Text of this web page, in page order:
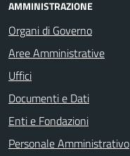
AMMINISTRAZIONE
Organi di Governo
Aree Amministrative
Uffici
Documenti e Dati
Enti e Fondazioni
Personale Amministrativo